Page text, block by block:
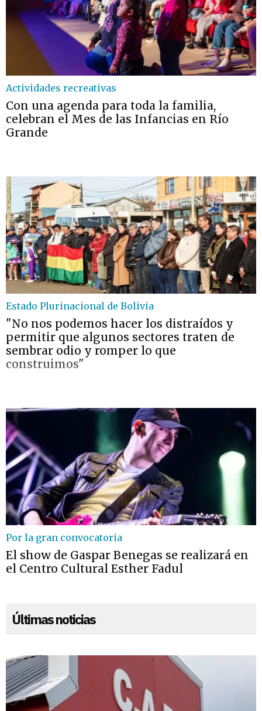
Actividades recreativas
Con una agenda para toda la familia,
celebran el Mes de las Infancias en Río
Grande
Estado Plurinacional de Bolivia
"No nos podemos hacer los distraídos y
permitir que algunos sectores traten de
sembrar odio y romper lo que
construimos"
Por la gran convocatoria
El show de Gaspar Benegas se realizará en
el Centro Cultural Esther Fadul
Últimas noticias